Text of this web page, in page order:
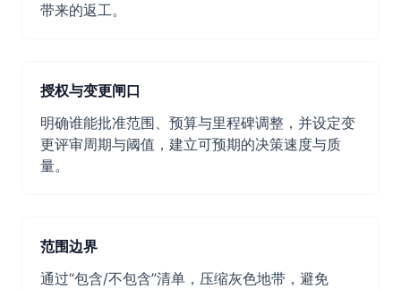
带来的返工。
授权与变更闸口
明确谁能批准范围、预算与里程碑调整，并设定变
更评审周期与阈值，建立可预期的决策速度与质
量。
范围边界
通过“包含/不包含”清单，压缩灰色地带，避免